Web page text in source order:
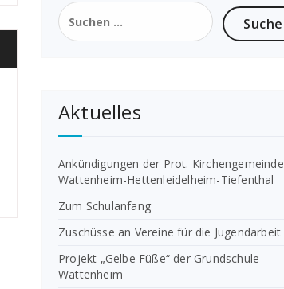
Suchen
nach:
Aktuelles
Ankündigungen der Prot. Kirchengemeinde
Wattenheim-Hettenleidelheim-Tiefenthal
Zum Schulanfang
Zuschüsse an Vereine für die Jugendarbeit
Projekt „Gelbe Füße“ der Grundschule
Wattenheim